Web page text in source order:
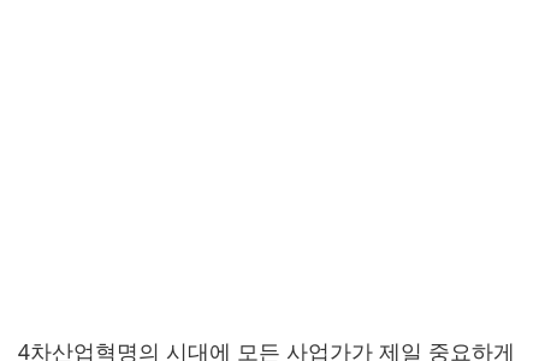
4차산업혁명의 시대에 모든 사업가가 제일 중요하게